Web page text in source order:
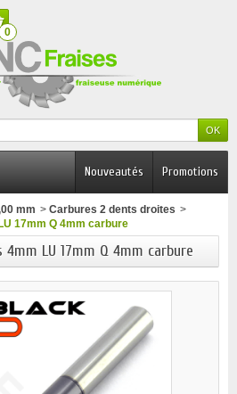
0
Promotions
Nouveautés
mm > Carbures 2 dents droites >
17mm Q 4mm carbure
LU 17mm Q 4mm carbure